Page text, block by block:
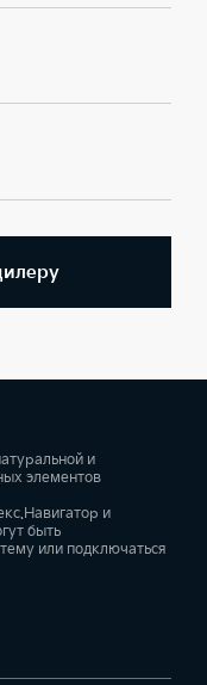
и
элементов
и
быть
или подключаться